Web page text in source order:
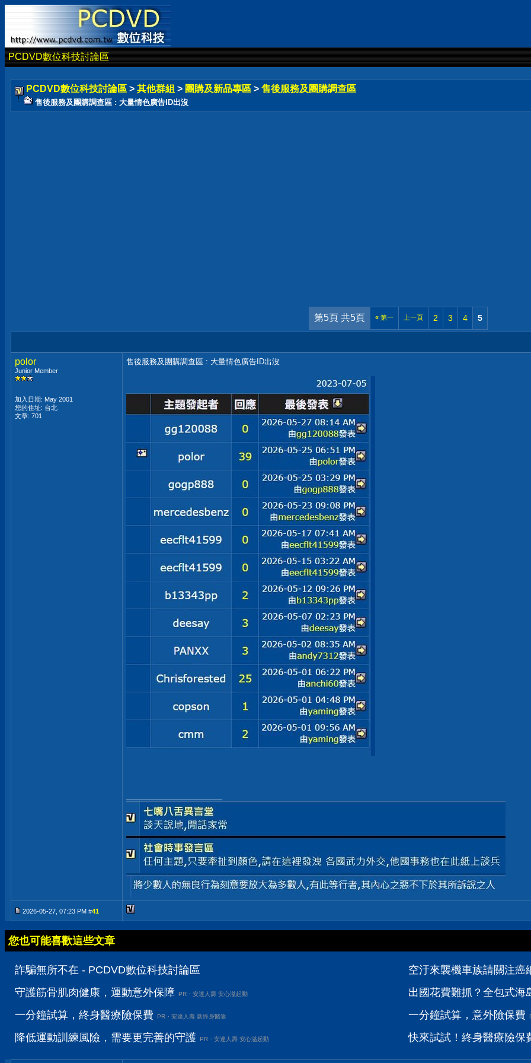
PCDVD數位科技討論區
PCDVD數位科技討論區 > 其他群組 > 團購及新品專區 > 售後服務及團購調查區
售後服務及團購調查區 : 大量情色廣告ID出沒
第5頁 共5頁 « 第一 上一頁 2 3 4 5
polor
Junior Member
加入日期: May 2001
您的住址: 台北
文章: 701
售後服務及團購調查區 : 大量情色廣告ID出沒
2026-05-27, 07:23 PM #41
您也可能喜歡這些文章
詐騙無所不在 - PCDVD數位科技討論區
守護筋骨肌肉健康，運動意外保障 PR・安達人壽 安心溢起動
一分鐘試算，終身醫療險保費 PR・安達人壽 新終身醫靠
降低運動訓練風險，需要更完善的守護 PR・安達人壽 安心溢起動
空汙來襲機車族請關注癌
出國花費難抓？全包式海
一分鐘試算，意外險保費
快來試試！終身醫療險保